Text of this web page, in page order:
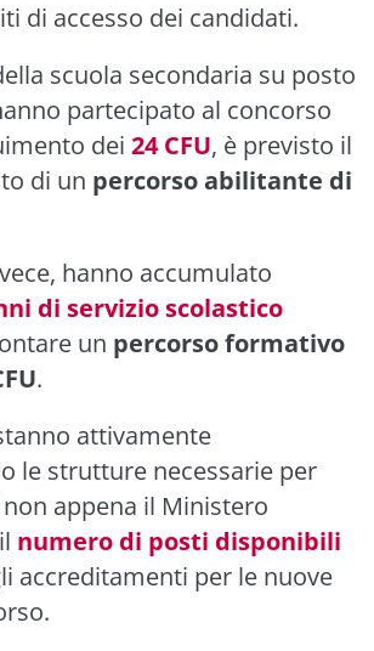
di accesso dei candidati.
scuola secondaria su posto
partecipato al concorso
dei 24 CFU, è previsto il
di un percorso abilitante di
hanno accumulato
di servizio scolastico
un percorso formativo
.
attivamente
le strutture necessarie per
appena il Ministero
numero di posti disponibili
accreditamenti per le nuove